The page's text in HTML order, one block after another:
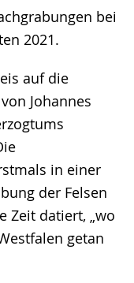
bei
2021.
auf die
Johannes
in einer
der Felsen
Zeit datiert, „wo
getan